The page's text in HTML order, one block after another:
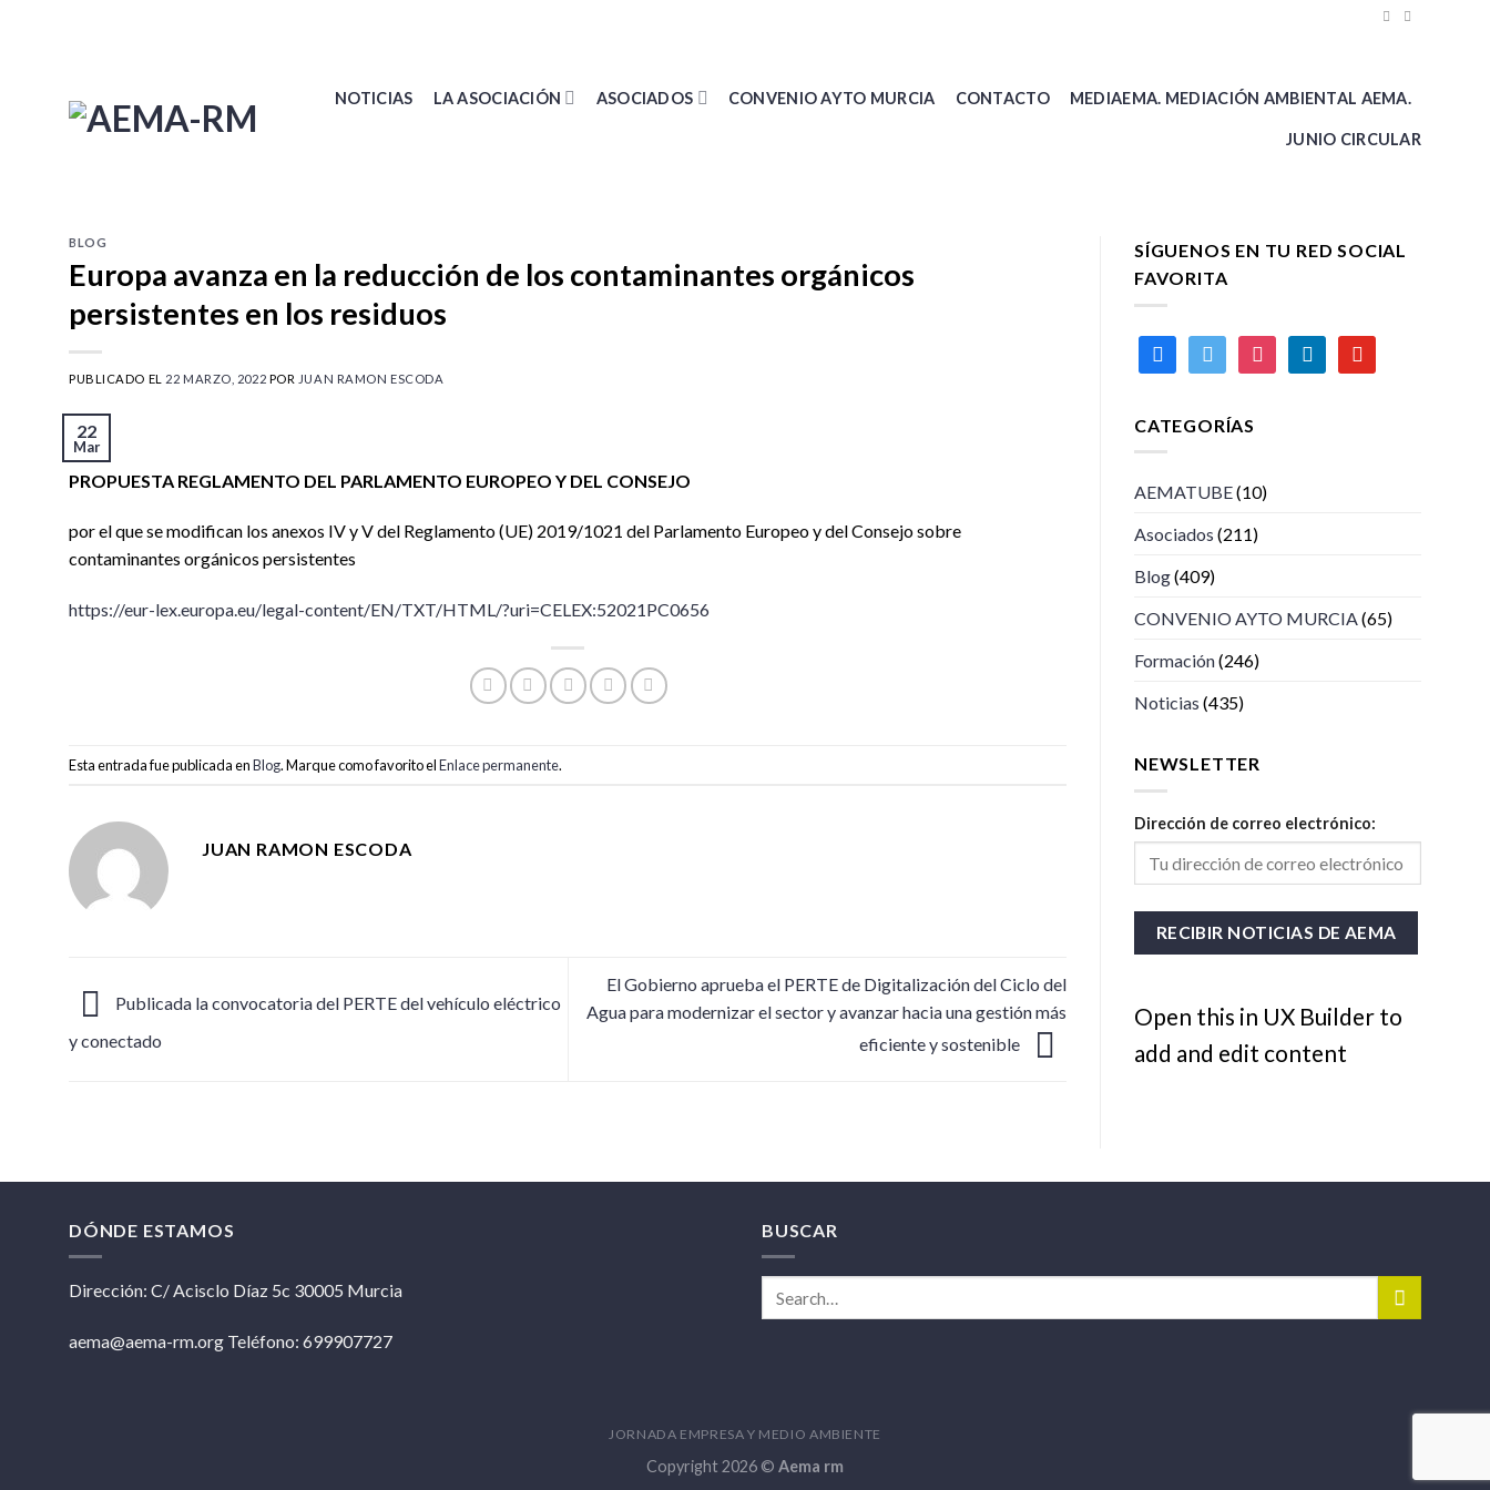
NOTICIAS LA ASOCIACIÓN ASOCIADOS CONVENIO AYTO MURCIA CONTACTO MEDIAEMA. MEDIACIÓN AMBIENTAL AEMA.
JUNIO CIRCULAR
BLOG
Europa avanza en la reducción de los contaminantes orgánicos
persistentes en los residuos
PUBLICADO EL 22 MARZO, 2022 POR JUAN RAMON ESCODA
22
Mar
PROPUESTA REGLAMENTO DEL PARLAMENTO EUROPEO Y DEL CONSEJO
por el que se modifican los anexos IV y V del Reglamento (UE) 2019/1021 del Parlamento Europeo y del Consejo sobre
contaminantes orgánicos persistentes
https://eur-lex.europa.eu/legal-content/EN/TXT/HTML/?uri=CELEX:52021PC0656
Esta entrada fue publicada enBlog. Marque como favorito elEnlace permanente.
JUAN RAMON ESCODA
Publicada la convocatoria del PERTE del vehículo eléctrico
y conectado
El Gobierno aprueba el PERTE de Digitalización del Ciclo del
Agua para modernizar el sector y avanzar hacia una gestión más
eficiente y sostenible
SÍGUENOS EN TU RED SOCIAL
FAVORITA
facebooktwitter instagramlinkedin youtube
CATEGORÍAS
AEMATUBE(10)
Asociados (211)
Blog(409)
CONVENIO AYTO MURCIA(65)
Formación(246)
Noticias (435)
NEWSLETTER
Dirección de correo electrónico:
Open this in UX Builder to
add and edit content
DÓNDE ESTAMOS
Dirección: C/ Acisclo Díaz 5c 30005 Murcia
aema@aema-rm.org Teléfono: 699907727
BUSCAR
JORNADA EMPRESA Y MEDIO AMBIENTE
Copyright 2026 © Aema rm